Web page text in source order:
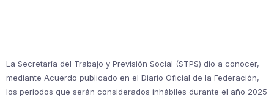
La Secretaría del Trabajo y Previsión Social (STPS) dio a conocer,
mediante Acuerdo publicado en el Diario Oficial de la Federación,
los periodos que serán considerados inhábiles durante el año 2025